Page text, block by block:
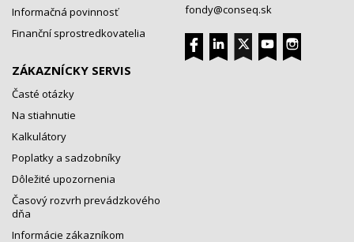
Informačná povinnosť
Finanční sprostredkovatelia
ZÁKAZNÍCKY SERVIS
Časté otázky
Na stiahnutie
Kalkulátory
Poplatky a sadzobníky
Dôležité upozornenia
Časový rozvrh prevádzkového
dňa
Informácie zákazníkom
fondy@conseq.sk